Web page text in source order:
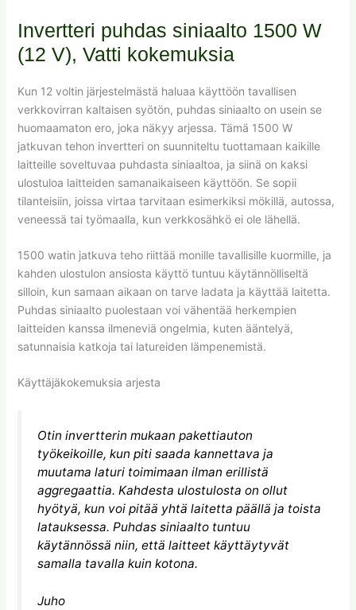
Invertteri puhdas siniaalto 1500 W
(12 V), Vatti kokemuksia
Kun 12 voltin järjestelmästä haluaa käyttöön tavallisen
verkkovirran kaltaisen syötön, puhdas siniaalto on usein se
huomaamaton ero, joka näkyy arjessa. Tämä 1500 W
jatkuvan tehon invertteri on suunniteltu tuottamaan kaikille
laitteille soveltuvaa puhdasta siniaaltoa, ja siinä on kaksi
ulostuloa laitteiden samanaikaiseen käyttöön. Se sopii
tilanteisiin, joissa virtaa tarvitaan esimerkiksi mökillä, autossa,
veneessä tai työmaalla, kun verkkosähkö ei ole lähellä.
1500 watin jatkuva teho riittää monille tavallisille kuormille, ja
kahden ulostulon ansiosta käyttö tuntuu käytännölliseltä
silloin, kun samaan aikaan on tarve ladata ja käyttää laitetta.
Puhdas siniaalto puolestaan voi vähentää herkempien
laitteiden kanssa ilmeneviä ongelmia, kuten ääntelyä,
satunnaisia katkoja tai latureiden lämpenemistä.
Käyttäjäkokemuksia arjesta
Otin invertterin mukaan pakettiauton
työkeikoille, kun piti saada kannettava ja
muutama laturi toimimaan ilman erillistä
aggregaattia. Kahdesta ulostulosta on ollut
hyötyä, kun voi pitää yhtä laitetta päällä ja toista
latauksessa. Puhdas siniaalto tuntuu
käytännössä niin, että laitteet käyttäytyvät
samalla tavalla kuin kotona.
Juho